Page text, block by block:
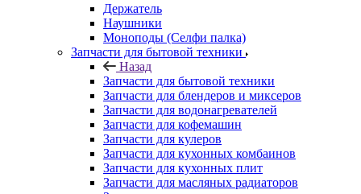
Держатель
Наушники
Моноподы (Селфи палка)
Запчасти для бытовой техники
Назад
Запчасти для бытовой техники
Запчасти для блендеров и миксеров
Запчасти для водонагревателей
Запчасти для кофемашин
Запчасти для кулеров
Запчасти для кухонных комбаинов
Запчасти для кухонных плит
Запчасти для масляных радиаторов